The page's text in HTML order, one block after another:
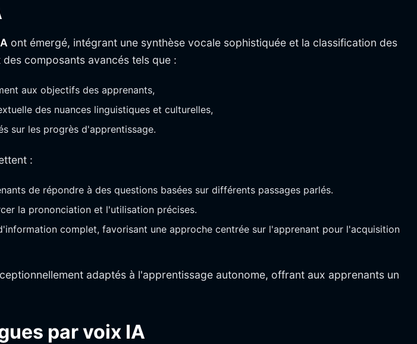
ont émergé, intégrant une synthèse vocale sophistiquée et la classification des
composants avancés tels que :
aux objectifs des apprenants,
des nuances linguistiques et culturelles,
sur les progrès d'apprentissage.
:
de répondre à des questions basées sur différents passages parlés.
la prononciation et l'utilisation précises.
complet, favorisant une approche centrée sur l'apprenant pour l'acquisition
adaptés à l'apprentissage autonome, offrant aux apprenants un
par voix IA